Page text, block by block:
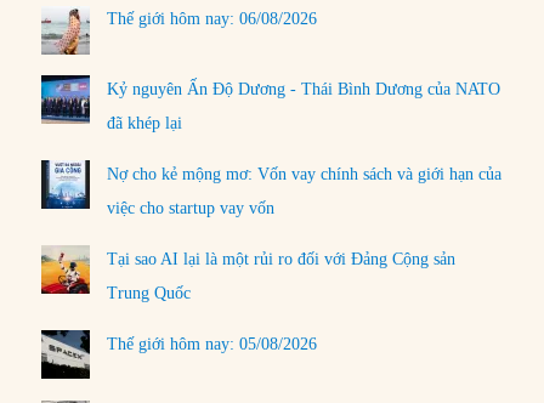
Thế giới hôm nay: 06/08/2026
Kỷ nguyên Ấn Độ Dương - Thái Bình Dương của NATO
đã khép lại
Nợ cho kẻ mộng mơ: Vốn vay chính sách và giới hạn của
việc cho startup vay vốn
Tại sao AI lại là một rủi ro đối với Đảng Cộng sản
Trung Quốc
Thế giới hôm nay: 05/08/2026